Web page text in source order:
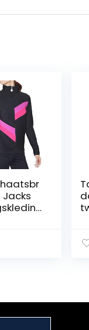
Jacks